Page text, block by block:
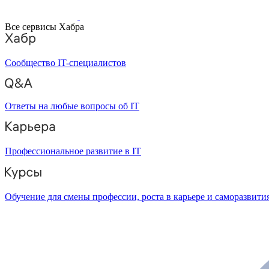
Все сервисы Хабра
Сообщество IT-специалистов
Ответы на любые вопросы об IT
Профессиональное развитие в IT
Обучение для смены профессии, роста в карьере и